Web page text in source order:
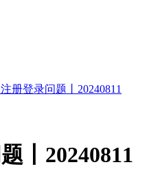
册登录问题丨20240811
丨20240811